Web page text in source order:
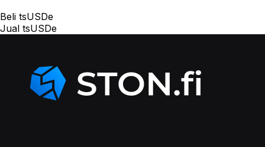
Beli tsUSDe
Jual tsUSDe